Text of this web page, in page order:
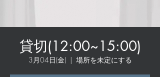
貸切(12:00~15:00)
3月04日(金)
  |
場所を未定にする